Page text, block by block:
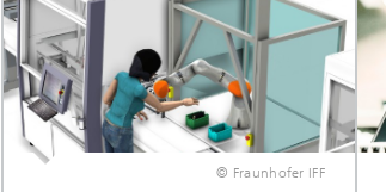
© Fraunhofer IFF